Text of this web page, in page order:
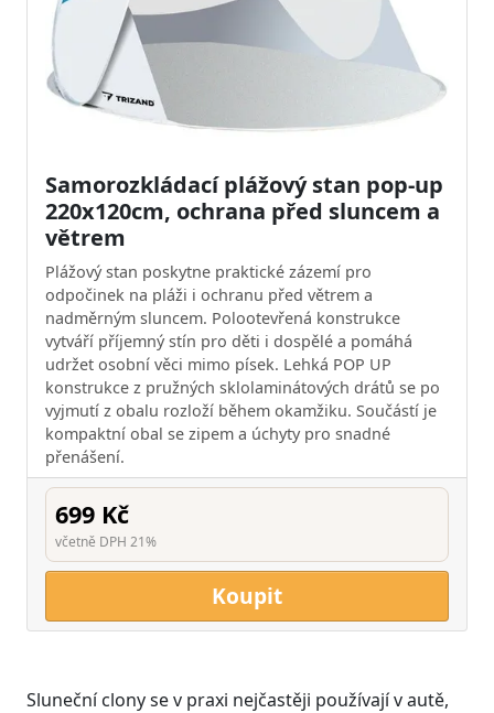
Samorozkládací plážový stan pop-up
220x120cm, ochrana před sluncem a
větrem
Plážový stan poskytne praktické zázemí pro
odpočinek na pláži i ochranu před větrem a
nadměrným sluncem. Polootevřená konstrukce
vytváří příjemný stín pro děti i dospělé a pomáhá
udržet osobní věci mimo písek. Lehká POP UP
konstrukce z pružných sklolaminátových drátů se po
vyjmutí z obalu rozloží během okamžiku. Součástí je
kompaktní obal se zipem a úchyty pro snadné
přenášení.
699 Kč
včetně DPH 21%
Koupit
Sluneční clony se v praxi nejčastěji používají v autě,